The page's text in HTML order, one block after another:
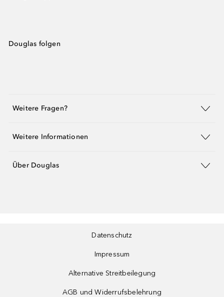
Douglas folgen
Weitere Fragen?
Weitere Informationen
Über Douglas
Datenschutz
Impressum
Alternative Streitbeilegung
AGB und Widerrufsbelehrung